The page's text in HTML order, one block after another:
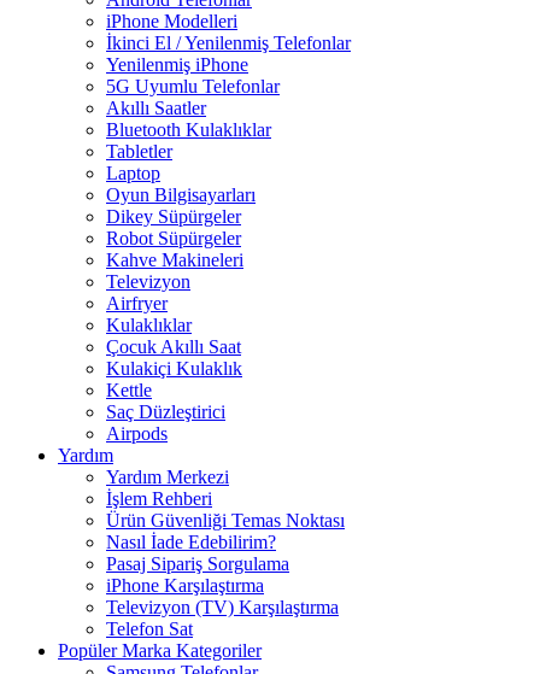
iPhone Modelleri
İkinci El / Yenilenmiş Telefonlar
Yenilenmiş iPhone
5G Uyumlu Telefonlar
Akıllı Saatler
Bluetooth Kulaklıklar
Tabletler
Laptop
Oyun Bilgisayarları
Dikey Süpürgeler
Robot Süpürgeler
Kahve Makineleri
Televizyon
Airfryer
Kulaklıklar
Çocuk Akıllı Saat
Kulakiçi Kulaklık
Kettle
Saç Düzleştirici
Airpods
Yardım
Yardım Merkezi
İşlem Rehberi
Ürün Güvenliği Temas Noktası
Nasıl İade Edebilirim?
Pasaj Sipariş Sorgulama
iPhone Karşılaştırma
Televizyon (TV) Karşılaştırma
Telefon Sat
Popüler Marka Kategoriler